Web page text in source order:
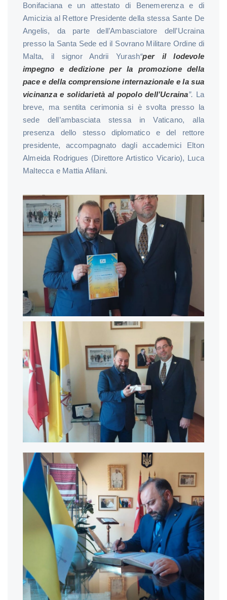
Bonifaciana e un attestato di Benemerenza e di
Amicizia al Rettore Presidente della stessa Sante De
Angelis, da parte dell’Ambasciatore dell’Ucraina
presso la Santa Sede ed il Sovrano Militare Ordine di
Malta, il signor Andrii Yurash“per il lodevole
impegno e dedizione per la promozione della
pace e della comprensione internazionale e la sua
vicinanza e solidarietà al popolo dell’Ucraina”. La
breve, ma sentita cerimonia si è svolta presso la
sede dell’ambasciata stessa in Vaticano, alla
presenza dello stesso diplomatico e del rettore
presidente, accompagnato dagli accademici Elton
Almeida Rodrigues (Direttore Artistico Vicario), Luca
Maltecca e Mattia Afilani.